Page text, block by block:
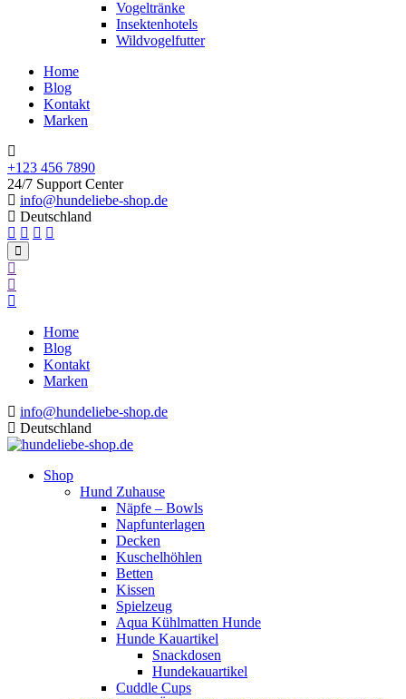
Vogeltränke
Insektenhotels
Wildvogelfutter
Home
Blog
Kontakt
Marken
+123 456 7890
24/7 Support Center
info@hundeliebe-shop.de
Deutschland
Home
Blog
Kontakt
Marken
info@hundeliebe-shop.de
Deutschland
Shop
Hund Zuhause
Näpfe – Bowls
Napfunterlagen
Decken
Kuschelhöhlen
Betten
Kissen
Spielzeug
Aqua Kühlmatten Hunde
Hunde Kauartikel
Snackdosen
Hundekauartikel
Cuddle Cups